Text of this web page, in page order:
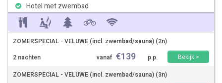
Hotel met zwembad
ZOMERSPECIAL - VELUWE (incl. zwembad/sauna) (2n)
2 nachten
vanaf €139 p.p.
Bekijk >
ZOMERSPECIAL - VELUWE (incl. zwembad/sauna) (3n)